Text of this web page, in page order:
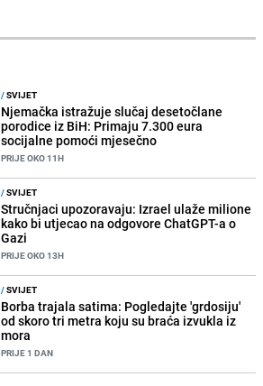
/SVIJET
Njemačka istražuje slučaj desetočlane
porodice iz BiH: Primaju 7.300 eura
socijalne pomoći mjesečno
PRIJE OKO 11H
/SVIJET
Stručnjaci upozoravaju: Izrael ulaže milione
kako bi utjecao na odgovore ChatGPT-a o
Gazi
PRIJE OKO 13H
/SVIJET
Borba trajala satima: Pogledajte 'grdosiju'
od skoro tri metra koju su braća izvukla iz
mora
PRIJE 1 DAN